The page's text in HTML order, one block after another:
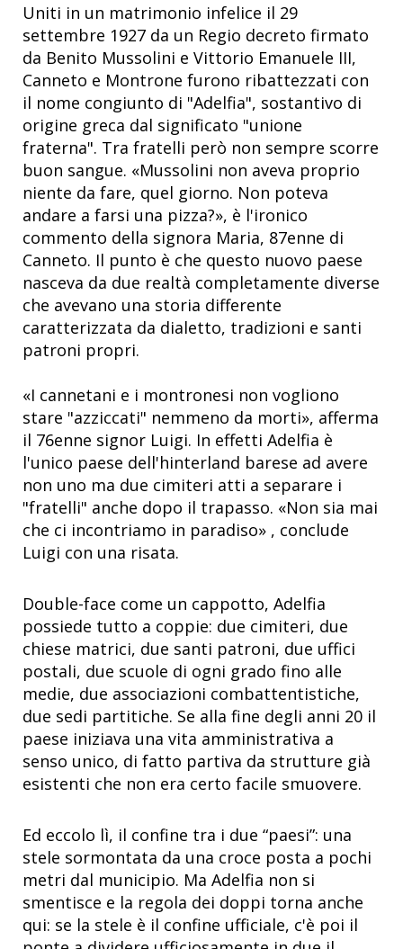
Uniti in un matrimonio infelice il 29
settembre 1927 da un Regio decreto firmato
da Benito Mussolini e Vittorio Emanuele III,
Canneto e Montrone furono ribattezzati con
il nome congiunto di "Adelfia", sostantivo di
origine greca dal significato "unione
fraterna". Tra fratelli però non sempre scorre
buon sangue. «Mussolini non aveva proprio
niente da fare, quel giorno. Non poteva
andare a farsi una pizza?», è l'ironico
commento della signora Maria, 87enne di
Canneto. Il punto è che questo nuovo paese
nasceva da due realtà completamente diverse
che avevano una storia differente
caratterizzata da dialetto, tradizioni e santi
patroni propri.
«I cannetani e i montronesi non vogliono
stare "azziccati" nemmeno da morti», afferma
il 76enne signor Luigi. In effetti Adelfia è
l'unico paese dell'hinterland barese ad avere
non uno ma due cimiteri atti a separare i
"fratelli" anche dopo il trapasso. «Non sia mai
che ci incontriamo in paradiso» , conclude
Luigi con una risata.
Double-face come un cappotto, Adelfia
possiede tutto a coppie: due cimiteri, due
chiese matrici, due santi patroni, due uffici
postali, due scuole di ogni grado fino alle
medie, due associazioni combattentistiche,
due sedi partitiche. Se alla fine degli anni 20 il
paese iniziava una vita amministrativa a
senso unico, di fatto partiva da strutture già
esistenti che non era certo facile smuovere.
Ed eccolo lì, il confine tra i due “paesi”: una
stele sormontata da una croce posta a pochi
metri dal municipio. Ma Adelfia non si
smentisce e la regola dei doppi torna anche
qui: se la stele è il confine ufficiale, c'è poi il